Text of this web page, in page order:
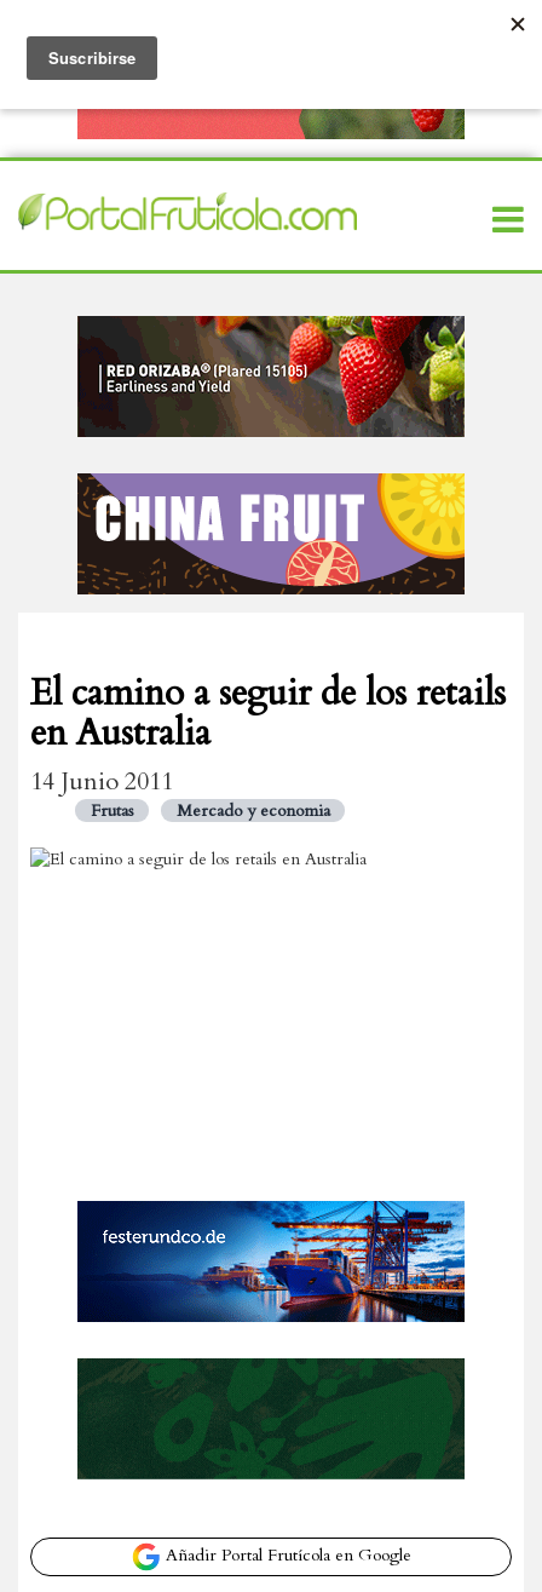
El camino a seguir de los retails
en Australia
14 Junio 2011
Frutas Mercado y economia
Añadir Portal Frutícola en Google